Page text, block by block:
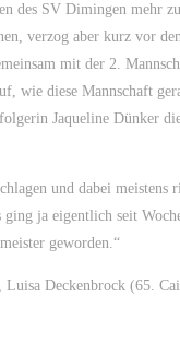
des SV Dimingen mehr
verzog aber kurz vor
mit der 2.
wie diese Mannschaft
Jaqueline Dünker
und dabei meistens
ja eigentlich seit
geworden.“
Luisa Deckenbrock (65.